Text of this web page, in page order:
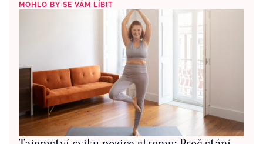
MOHLO BY SE VÁM LÍBIT